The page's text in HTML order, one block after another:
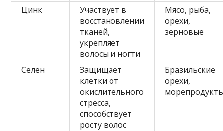
Цинк
Участвует в
восстановлении
тканей,
укрепляет
волосы и ногти
Мясо, рыба,
орехи,
зерновые
Селен
Защищает
клетки от
окислительного
стресса,
способствует
росту волос
Бразильские
орехи,